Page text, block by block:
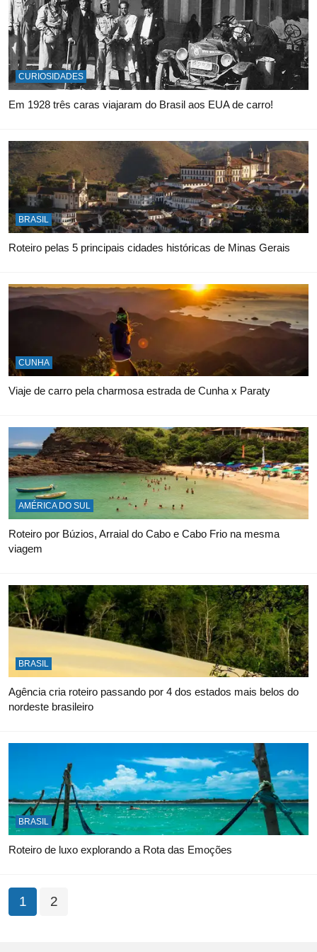
Em 1928 três caras viajaram do Brasil aos EUA de carro!
CURIOSIDADES
Roteiro pelas 5 principais cidades históricas de Minas Gerais
BRASIL
Viaje de carro pela charmosa estrada de Cunha x Paraty
CUNHA
Roteiro por Búzios, Arraial do Cabo e Cabo Frio na mesma
viagem
AMÉRICA DO SUL
Agência cria roteiro passando por 4 dos estados mais belos do
nordeste brasileiro
BRASIL
Roteiro de luxo explorando a Rota das Emoções
BRASIL
1 2